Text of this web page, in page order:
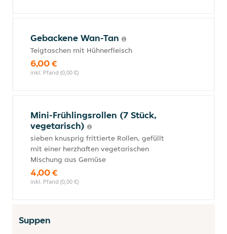
Gebackene Wan-Tan
Teigtaschen mit Hühnerfleisch
6,00 €
inkl. Pfand (0,00 €)
Mini-Frühlingsrollen (7 Stück,
vegetarisch)
sieben knusprig frittierte Rollen, gefüllt
mit einer herzhaften vegetarischen
Mischung aus Gemüse
4,00 €
inkl. Pfand (0,00 €)
Suppen